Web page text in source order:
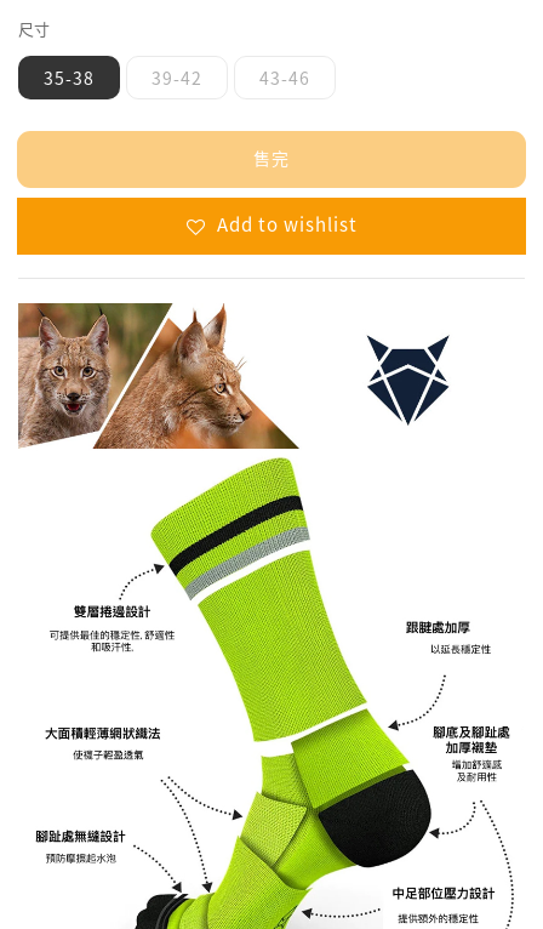
尺寸
35-38 39-42 43-46
售完
Add to wishlist